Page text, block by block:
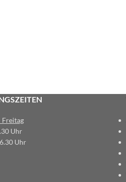
Freitag
Uhr
Uhr